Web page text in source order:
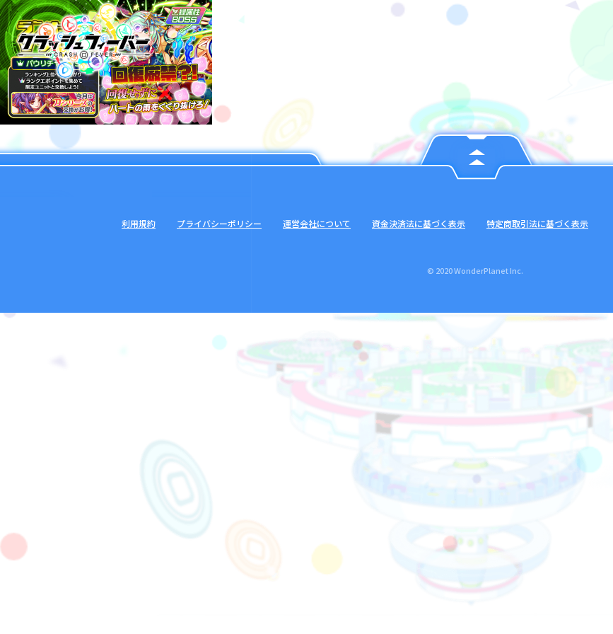
利用規約 プライバシーポリシー 運営会社について 資金決済法に基づく表示 特定商取引法に基づく表示
© 2020 WonderPlanet Inc.